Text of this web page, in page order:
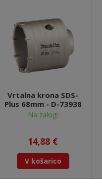
Vrtalna krona SDS-
Plus 68mm - D-73938
Na zalogi
14,88 €
V košarico